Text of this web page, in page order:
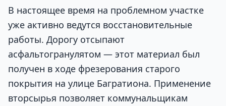
В настоящее время на проблемном участке
уже активно ведутся восстановительные
работы. Дорогу отсыпают
асфальтогранулятом — этот материал был
получен в ходе фрезерования старого
покрытия на улице Багратиона. Применение
вторсырья позволяет коммунальщикам